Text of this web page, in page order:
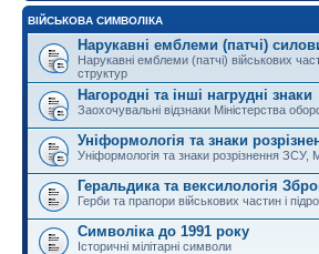
ВІЙСЬКОВА СИМВОЛІКА
Нарукавні емблеми (патчі)
Нарукавні емблеми (патчі) військових
структур
Нагородні та інші нагрудні знаки
Заохочувальні відзнаки Міністерства
Уніформологія та знаки
Уніформологія та знаки розрізнення
Геральдика та вексилологія
Герби та прапори військових частин і
Символіка до 1991 року
Історичні мілітарні символи